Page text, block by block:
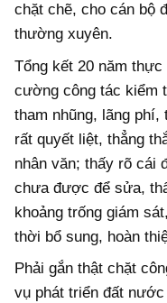
chặt chẽ, cho cán bộ
thường xuyên.
Tổng kết 20 năm
cường công tác kiểm
tham nhũng, lãng
rất quyết liệt, thẳng
nhân văn; thấy rõ cái
chưa được để sửa,
khoảng trống giám
thời bổ sung, hoàn
Phải gắn thật chặt
vụ phát triển đất